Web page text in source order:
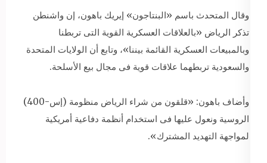
وقال المتحدث باسم «البنتاجون» إيريك باهون، إن واشنطن
تذكر الرياض «بالعلاقات العسكرية القوية التى تربطنا
وبالمبيعات العسكرية القائمة بيننا»، وتابع أن الولايات المتحدة
والسعودية تربطهما علاقات قوية فى مجال بيع الأسلحة.
وأضاف باهون: «قلقون من شراء الرياض منظومة (إس-400)
الروسية ونعول عليها فى استخدام أنظمة دفاعية أمريكية
لمواجهة التهديد المشترك».